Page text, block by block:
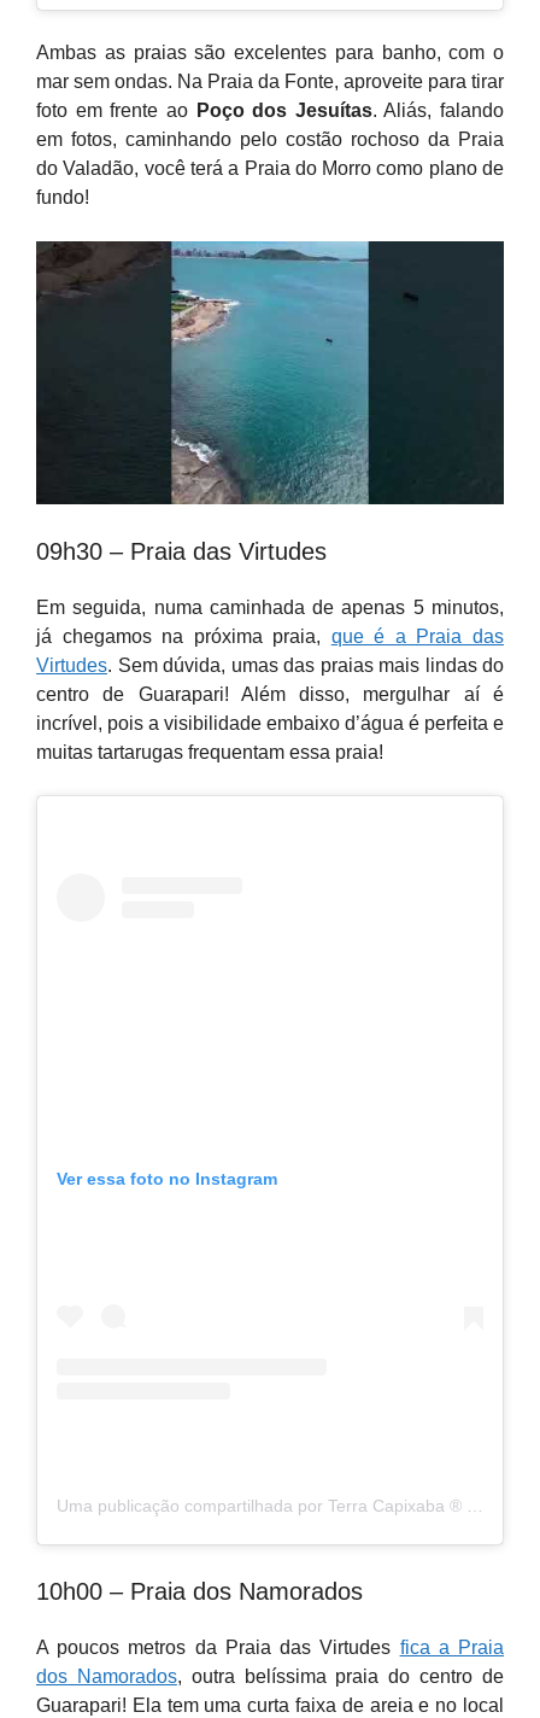
Ambas as praias são excelentes para banho, com o
mar sem ondas. Na Praia da Fonte, aproveite para tirar
foto em frente ao Poço dos Jesuítas. Aliás, falando
em fotos, caminhando pelo costão rochoso da Praia
do Valadão, você terá a Praia do Morro como plano de
fundo!
09h30 – Praia das Virtudes
Em seguida, numa caminhada de apenas 5 minutos,
já chegamos na próxima praia, que é a Praia das
Virtudes. Sem dúvida, umas das praias mais lindas do
centro de Guarapari! Além disso, mergulhar aí é
incrível, pois a visibilidade embaixo d’água é perfeita e
muitas tartarugas frequentam essa praia!
Ver essa foto no Instagram
10h00 – Praia dos Namorados
A poucos metros da Praia das Virtudes fica a Praia
dos Namorados, outra belíssima praia do centro de
Guarapari! Ela tem uma curta faixa de areia e no local